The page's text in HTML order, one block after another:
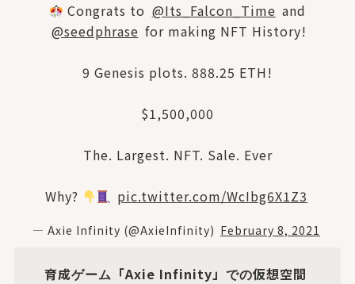
Congrats to @Its_Falcon_Time and
@seedphrase for making NFT History!
9 Genesis plots. 888.25 ETH!
$1,500,000
The. Largest. NFT. Sale. Ever
Why? pic.twitter.com/WcIbg6X1Z3
— Axie Infinity (@AxieInfinity) February 8, 2021
育成ゲーム「Axie Infinity」での仮想空間